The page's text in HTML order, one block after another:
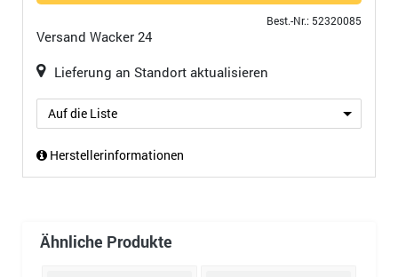
Best.-Nr.: 52320085
Versand Wacker 24
Lieferung an Standort aktualisieren
Auf die Liste
Herstellerinformationen
Ähnliche Produkte